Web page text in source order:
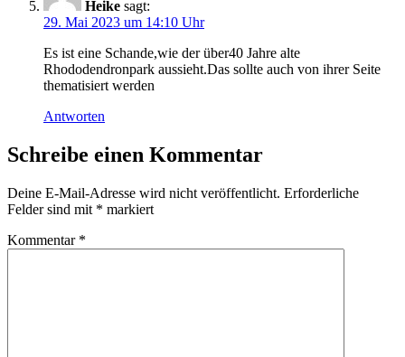
Heike sagt:
29. Mai 2023 um 14:10 Uhr
Es ist eine Schande,wie der über40 Jahre alte
Rhododendronpark aussieht.Das sollte auch von ihrer Seite
thematisiert werden
Antworten
Schreibe einen Kommentar
Deine E-Mail-Adresse wird nicht veröffentlicht. Erforderliche
Felder sind mit * markiert
Kommentar *